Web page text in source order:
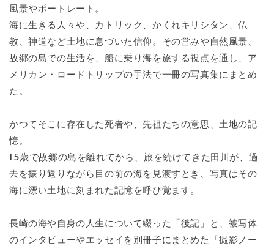
風景やポートレート。
海に生きる人々や、カトリック、かくれキリシタン、仏
教、神道など土地に息づいた信仰。その営みや自然風景、
故郷の島での生活を、船に乗り海を旅する視点を通し、ア
メリカン・ロードトリップの手法で一冊の写真集にまとめ
た。
かつてそこに存在した死者や、先祖たちの意思、土地の記
憶。
15歳で故郷の島を離れてから、旅を続けてきた田川が、過
去を振り返りながら目の前の海を見渡すとき、写真はその
海に漂い土地に刻まれた記憶を呼び覚ます。
長崎の海や自身の人生について綴った「後記」と、被写体
のインタビューやエッセイを別冊子にまとめた「撮影ノー